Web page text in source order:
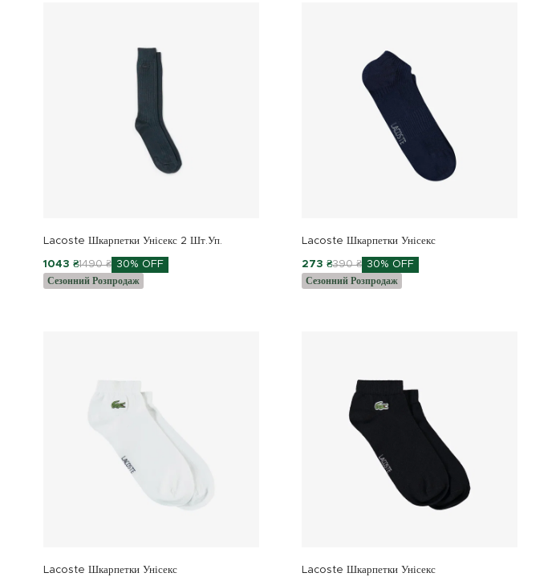
Lacoste Шкарпетки Унісекс 2 Шт.уп.
1043 ₴1490 ₴ 30% OFF
Сезонний Розпродаж
Lacoste Шкарпетки Унісекс
273 ₴390 ₴ 30% OFF
Сезонний Розпродаж
Lacoste Шкарпетки Унісекс Lacoste Шкарпетки Унісекс